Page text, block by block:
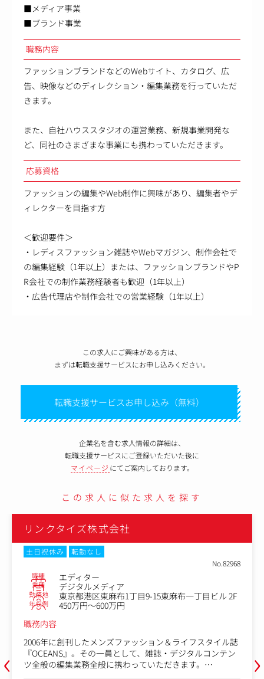
■メディア事業
■ブランド事業
職務内容
ファッションブランドなどのWebサイト、カタログ、広
告、映像などのディレクション・編集業務を行っていただ
きます。
また、自社ハウススタジオの運営業務、新規事業開発な
ど、同社のさまざまな事業にも携わっていただきます。
応募資格
ファッションの編集やWeb制作に興味があり、編集者やデ
ィレクターを目指す方
＜歓迎要件＞
・レディスファッション雑誌やWebマガジン、制作会社で
の編集経験（1年以上）または、ファッションブランドやP
R会社での制作業務経験者も歓迎（1年以上）
・広告代理店や制作会社での営業経験（1年以上）
この求人にご興味がある方は、
まずは転職支援サービスにお申し込みください。
転職支援サービスお申し込み（無料）
企業名を含む求人情報の詳細は、
転職支援サービスにご登録いただいた後に
マイページ にてご案内しております。
この求人に似た求人を探す
‹
リンクタイズ株式会社
土日祝休み
転勤なし
No.82968
職種 エディター
業種 デジタルメディア
勤務地 東京都港区東麻布1丁目9-15東麻布一丁目ビル 2F
年収例
450万円～600万円
職務内容
2006年に創刊したメンズファッション＆ライフスタイル誌
『OCEANS』。その一員として、雑誌・デジタルコンテン
ツ全般の編集業務全般に携わっていただきます。
›